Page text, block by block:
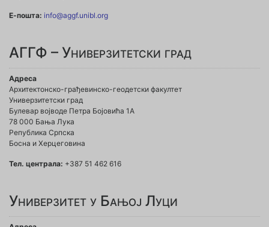
Е-пошта: info@aggf.unibl.org
АГГФ – Универзитетски град
Адреса
Архитектонско-грађевинско-геодетски факултет
Универзитетски град
Булевар војводе Петра Бојовића 1A
78 000 Бања Лука
Република Српска
Босна и Херцеговина
Тел. централа: +387 51 462 616
Универзитет у Бањој Луци